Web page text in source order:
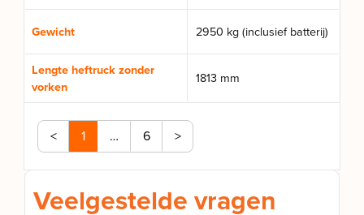
Gewicht 2950 kg (inclusief batterij)
Lengte heftruck zonder
vorken
1813 mm
< 1 … 6 >
Veelgestelde vragen